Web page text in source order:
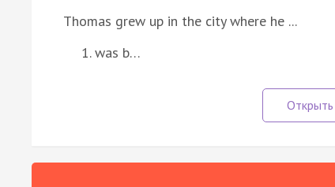
Thomas grew up in the city where he ...
was b…